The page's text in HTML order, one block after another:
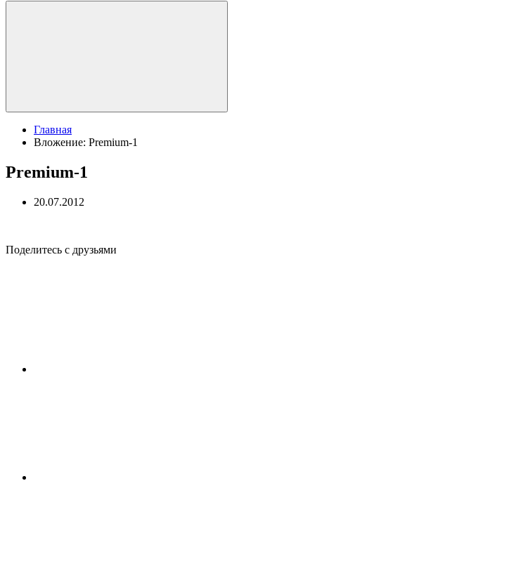
Главная
Вложение: Premium-1
Premium-1
20.07.2012
Поделитесь с друзьями